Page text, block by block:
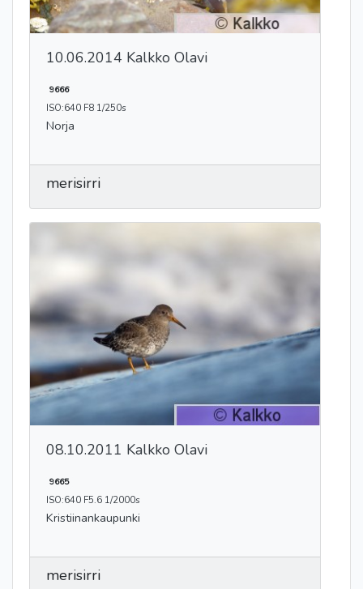
10.06.2014 Kalkko Olavi
9666
ISO:640 F8 1/250s
Norja
merisirri
08.10.2011 Kalkko Olavi
9665
ISO:640 F5.6 1/2000s
Kristiinankaupunki
merisirri